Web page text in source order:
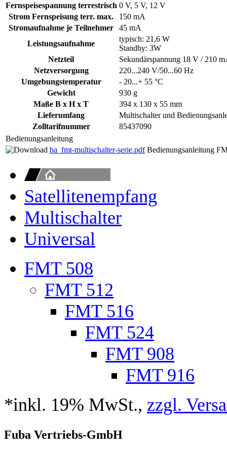
Fernspeisespannung terrestrisch 0 V, 5 V, 12 V
Strom Fernspeisung terr. max.
150 mA
Stromaufnahme je Teilnehmer
45 mA
Leistungsaufnahme
typisch: 21,6 W
Standby: 3W
Netzteil
Sekundärspannung 18 V / 210
Netzversorgung
220...240 V/50...60 Hz
Umgebungstemperatur
- 20...+ 55 °C
Gewicht
930 g
Maße B x H x T
394 x 130 x 55 mm
Lieferumfang
Multischalter und
Zolltarifnummer
85437090
Bedienungsanleitung
ba_fmt-multischalter-serie.pdf Bedienungsanleitung
Satellitenempfang
Multischalter
Universal
FMT 508
FMT 512
FMT 516
FMT 524
FMT 908
FMT 916
*inkl. 19% MwSt., zzgl.
Fuba Vertriebs-GmbH